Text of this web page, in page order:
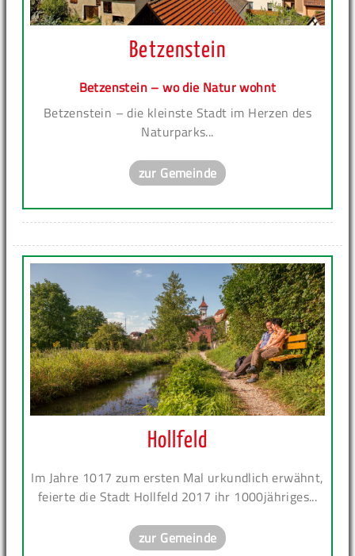
Betzenstein
Betzenstein – wo die Natur wohnt
Betzenstein – die kleinste Stadt im Herzen des
Naturparks...
zur Gemeinde
Hollfeld
Im Jahre 1017 zum ersten Mal urkundlich erwähnt,
feierte die Stadt Hollfeld 2017 ihr 1000jähriges...
zur Gemeinde